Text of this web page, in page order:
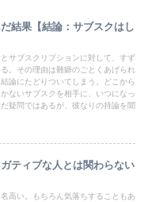
結果【結論：サブスクはし
サブスクリプションに対して、すず
。その理由は難癖のごとくあげられ
論にたどりついてしまう。どこから
ないサブスクを相手に、いつになっ
疑問ではあるが、彼なりの持論を聞
ティブな人とは関わらない
高い。もちろん気落ちすることもあ